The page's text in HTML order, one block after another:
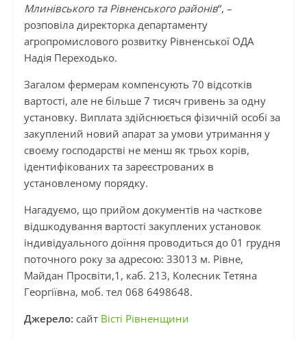
Млинівського та Рівненського районів“, –
розповіла директорка департаменту
агропромислового розвитку Рівненської ОДА
Надія Переходько.
Загалом фермерам компенсують 70 відсотків
вартості, але не більше 7 тисяч гривень за одну
установку. Виплата здійснюється фізичній особі за
закуплений новий апарат за умови утримання у
своєму господарстві не менш як трьох корів,
ідентифікованих та зареєстрованих в
установленому порядку.
Нагадуємо, що прийом документів на часткове
відшкодування вартості закуплених установок
індивідуального доїння проводиться до 01 грудня
поточного року за адресою: 33013 м. Рівне,
Майдан Просвіти,1, каб. 213, Колесник Тетяна
Георгіївна, моб. тел 068 6498648.
Джерело: сайт Вісті Рівненщини